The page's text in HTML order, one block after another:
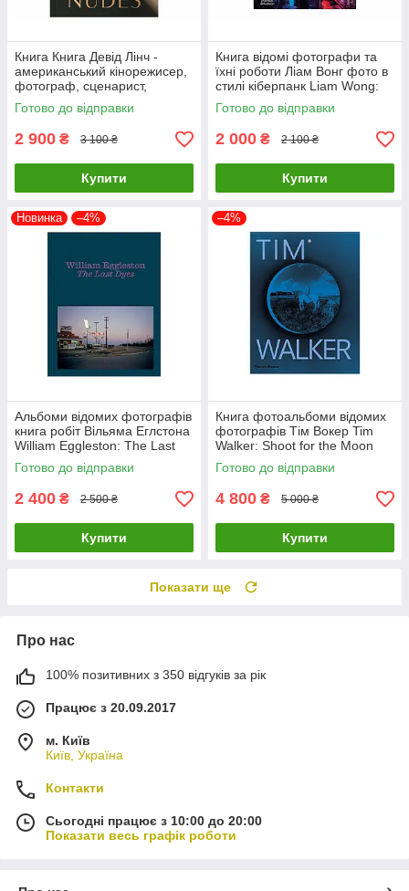
Книга Книга Девід Лінч -
американський кінорежисер,
фотограф, сценарист,
художник, актор. David Lynch.
Digital Nudes
Готово до відправки
2 900 ₴ 3 100 ₴
Купити
Книга відомі фотографи та
їхні роботи Ліам Вонг фото в
стилі кіберпанк Liam Wong:
TOKYOO (М'яка палітурка)
Готово до відправки
2 000 ₴ 2 100 ₴
Купити
Новинка –4%
Альбоми відомих фотографів
книга робіт Вільяма Еглстона
William Eggleston: The Last
Dyes книги про фотографію
Готово до відправки
2 400 ₴ 2 500 ₴
Купити
–4%
Книга фотоальбоми відомих
фотографів Тім Вокер Tim
Walker: Shoot for the Moon
книги про фешн світлини
Готово до відправки
4 800 ₴ 5 000 ₴
Купити
Показати ще
Про нас
100% позитивних з 350 відгуків за рік
Працює з 20.09.2017
м. Київ
Київ, Україна
Контакти
Сьогодні працює з 10:00 до 20:00
Показати весь графік роботи